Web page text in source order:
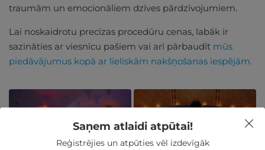
traumām un emocionāliem dzīves pārdzīvojumiem.
Lai noskaidrotu precīzas procedūru cenas, labāk ir
sazināties ar viesnīcu pašiem vai arī pārbaudīt mūs
piedāvājumus kopā ar lieliskām nakšņošanas iespējām.
Saņem atlaidi atpūtai!
Reģistrējies un atpūties vēl izdevīgāk